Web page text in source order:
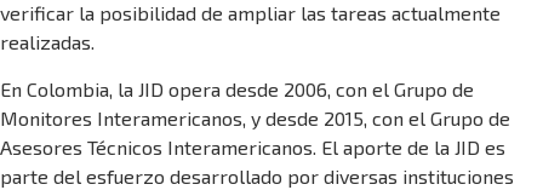
verificar la posibilidad de ampliar las tareas actualmente
realizadas.
En Colombia, la JID opera desde 2006, con el Grupo de
Monitores Interamericanos, y desde 2015, con el Grupo de
Asesores Técnicos Interamericanos. El aporte de la JID es
parte del esfuerzo desarrollado por diversas instituciones